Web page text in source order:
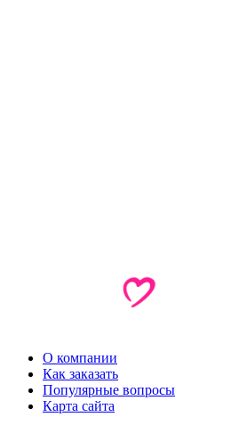
О компании
Как заказать
Популярные вопросы
Карта сайта